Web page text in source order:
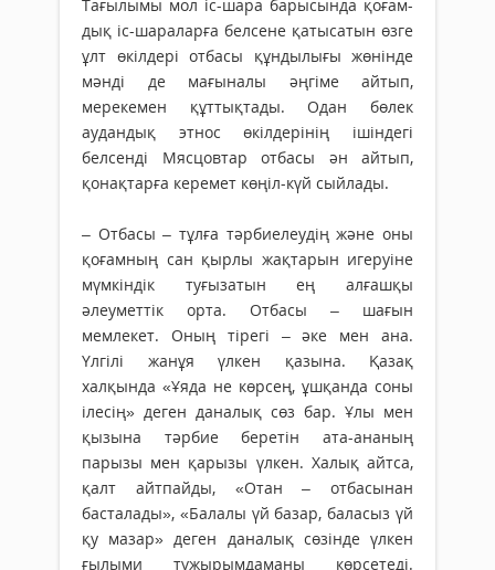
Тағылымы мол іс-шара барысында қо­ғам­
дық іс-шараларға белсене қатысатын өзге
ұлт өкілдері отбасы құндылығы жөнін­де
мәнді де мағыналы әңгіме айтып,
мерекемен құттықтады. Одан бөлек
аудандық этнос өкілдерінің ішіндегі
белсенді Мясцовтар отбасы ән айтып,
қонақтарға керемет көңіл-күй сыйлады.
– Отбасы – тұлға тәрбиелеудің және оны
қоғамның сан қырлы жақтарын игеруіне
мүмкіндік туғызатын ең алғашқы
әлеуметтік орта. Отбасы – шағын
мемлекет. Оның тірегі – әке мен ана.
Үлгілі жанұя үлкен қазына. Қазақ
халқында «Ұяда не көрсең, ұшқанда соны
ілесің» деген даналық сөз бар. Ұлы мен
қызына тәрбие беретін ата-ананың
парызы мен қарызы үлкен. Халық айтса,
қалт айтпайды, «Отан – отбасынан
басталады», «Балалы үй базар, баласыз үй
қу мазар» деген даналық сөзінде үлкен
ғылыми тұжырымдаманы көрсетеді.